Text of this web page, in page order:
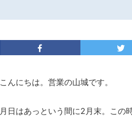
こんにちは。営業の山城です。
月日はあっという間に2月末。この